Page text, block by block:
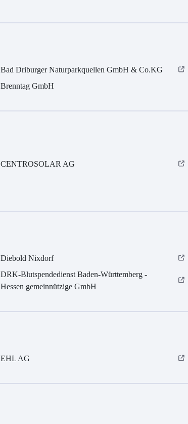
Bad Driburger Naturparkquellen GmbH & Co.KG
Brenntag GmbH
CENTROSOLAR AG
Diebold Nixdorf
DRK-Blutspendedienst Baden-Württemberg -
Hessen gemeinnützige GmbH
EHL AG